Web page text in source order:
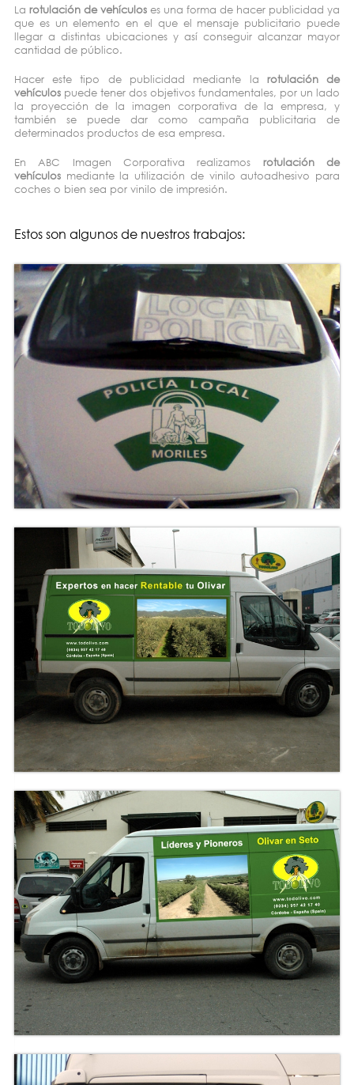
La rotulación de vehículoses una forma de hacer publicidad ya
que es un elemento en el que el mensaje publicitario puede
llegar a distintas ubicaciones y así conseguir alcanzar mayor
cantidad de público.
Hacer este tipo de publicidad mediante la rotulación de
vehículospuede tener dos objetivos fundamentales, por un lado
la proyección de la imagen corporativa de la empresa, y
también se puede dar como campaña publicitaria de
determinados productos de esa empresa.
En ABC Imagen Corporativa realizamos rotulación de
vehículosmediante la utilización de vinilo autoadhesivo para
coches o bien sea por vinilo de impresión.
Estos son algunos de nuestros trabajos: